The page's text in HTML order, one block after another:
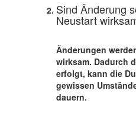
Sind Änderung
Neustart
Änderungen
wirksam. Dadurch
erfolgt, kann die
gewissen
dauern.